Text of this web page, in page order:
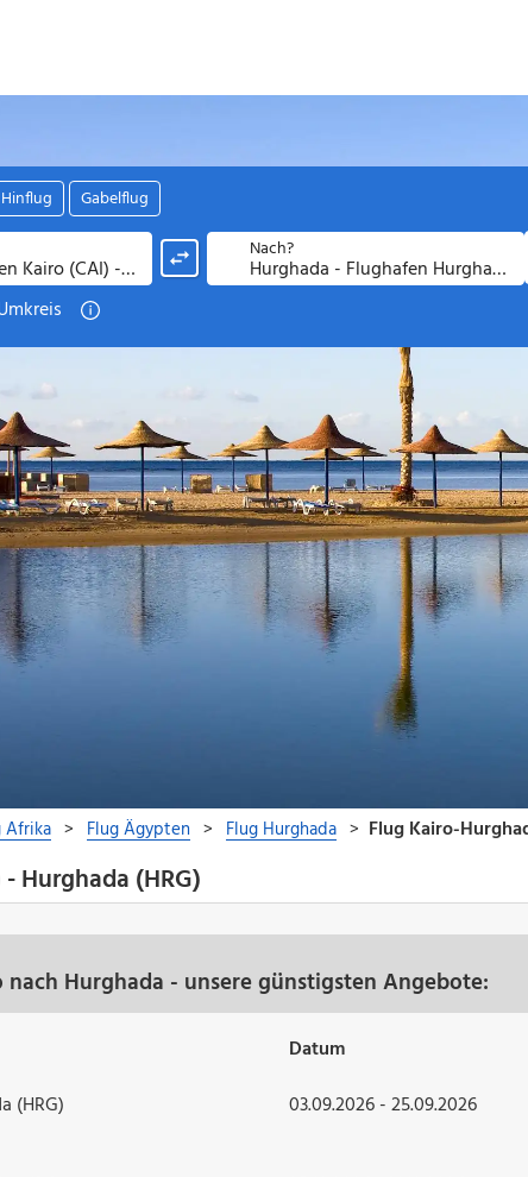
Hurghada (HRG)
nach Hurghada - unsere günstigsten Angebote:
Datum
(HRG)
03.09.2026 - 25.09.2026